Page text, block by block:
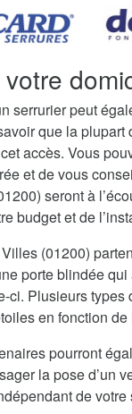
serrurier peut
que la plupart
accès. Vous
et de vous
seront à
budget et de
(01200)
porte blindée
ci. Plusieurs
en fonction
pourront
la pose d’un
de